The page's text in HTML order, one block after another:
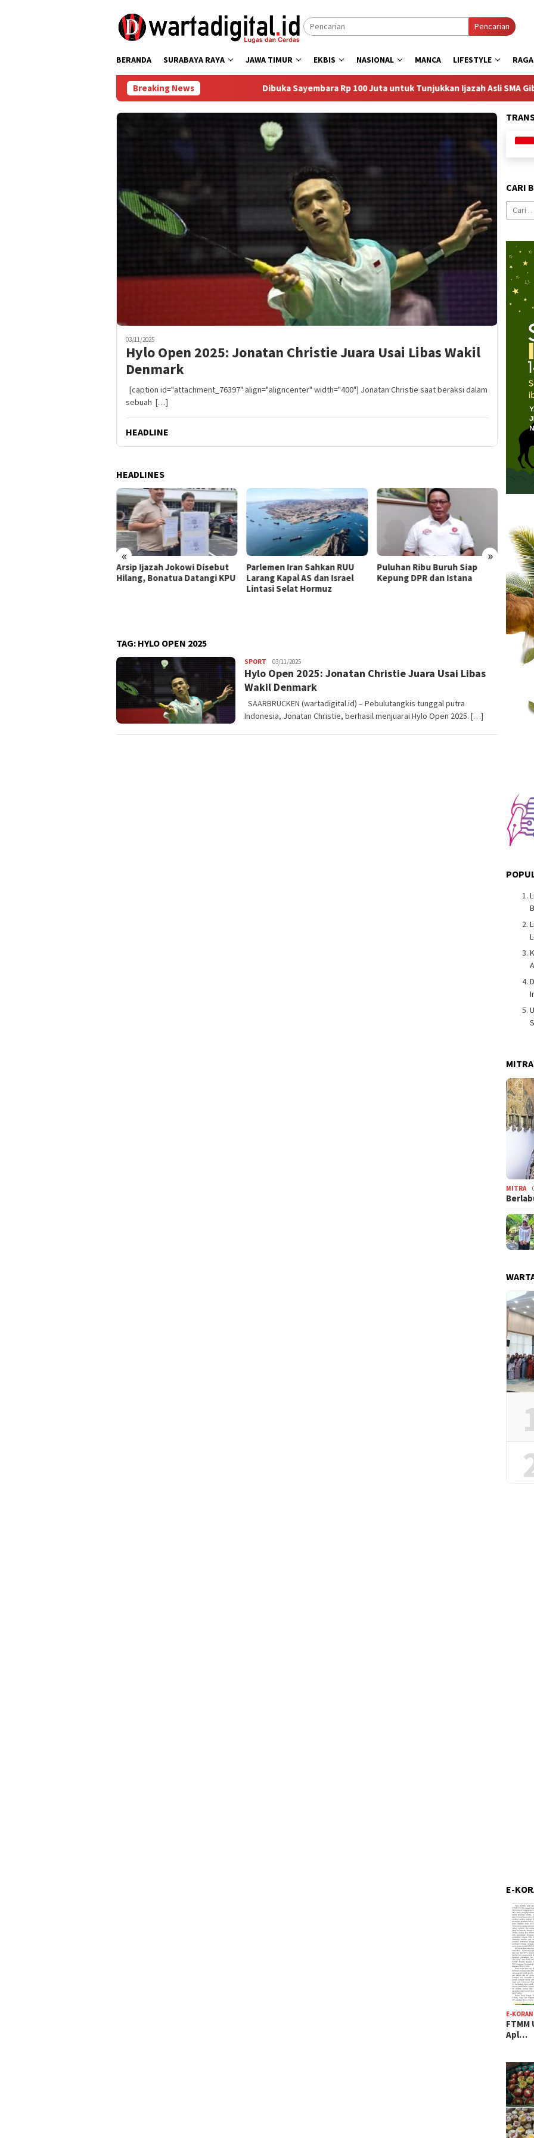
Pencarian
BERANDA SURABAYA RAYA JAWA TIMUR EKBIS NASIONAL MANCA LIFESTYLE
Breaking NewsDibuka Sayembara Rp 100 Juta untuk Tunjukkan Ijazah Asli SMA Gibran
03/11/2025
Hylo Open 2025: Jonatan Christie Juara Usai Libas Wakil
Denmark
[caption id="attachment_76397" align="aligncenter" width="400"] Jonatan Christie saat beraksi dalam
sebuah […]
HEADLINE
HEADLINES
« »
Arsip Ijazah Jokowi Disebut
Hilang, Bonatua Datangi KPU
Parlemen Iran Sahkan RUU
Larang Kapal AS dan Israel
Lintasi Selat Hormuz
Puluhan Ribu Buruh Siap
Kepung DPR dan Istana
TAG: HYLO OPEN 2025
SPORT Admin
Warta
Digital
03/11/2025
Hylo Open 2025: Jonatan Christie Juara Usai Libas
Wakil Denmark
SAARBRÜCKEN (wartadigital.id) – Pebulutangkis tunggal putra
Indonesia, Jonatan Christie, berhasil menjuarai Hylo Open 2025. […]
CARI
Cari
untuk:
MITRA
MITRA
E-
E-KORAN
FTMM
Apl…